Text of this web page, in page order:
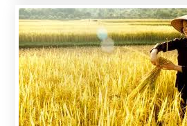
là, cần thay đổi tư duy để thu hút
nghiệp.